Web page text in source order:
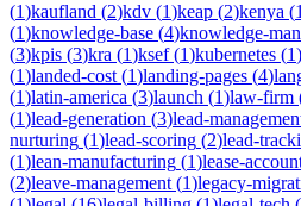
(1)kaufland (2)kdv (1)keap (2)kenya (1
(1)knowledge-base (4)knowledge-
(3)kpis (3)kra (1)ksef(1)kubernetes (1)
(1)landed-cost (1)landing-pages (4)
(1)latin-america (3)launch (1)law-firm
(1)lead-generation (3)lead-
nurturing (1)lead-scoring (2)lead-
(1)lean-manufacturing (1)lease-
(2)leave-management (1)legacy-